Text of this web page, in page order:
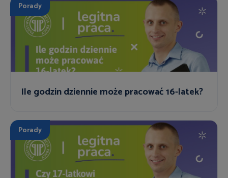
Porady
Ile godzin dziennie może pracować 16-latek?
Porady